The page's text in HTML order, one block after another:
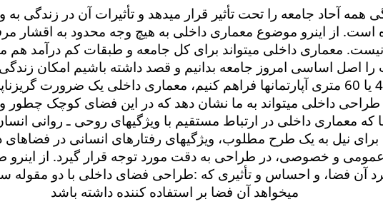
همه آحاد جامعه را تحت تأثیر قرار میدهد و تأثیرات آن در زندگی
است. از اینرو موضوع معماری داخلی به هیچ وجه محدود به اقشار
نیست. معماری داخلی میتواند برای کل جامعه و طبقات کم درآمد هم
را اصل اساسی امروز جامعه بدانیم و قصد داشته باشیم امکان
فضای 40 یا 60 متری آپارتمان­ها فراهم کنیم، معماری داخلی یک ضرورت
طراحی داخلی میتواند به ما نشان دهد که در این فضای کوچک چطور و
که معماری داخلی در ارتباط مستقیم با ویژگیهای روحی ـ روانی
برای نیل به یک طرح مطلوب، ویژگیهای رفتارهای انسانی در
و خصوصی، در طراحی به دقت مورد توجه قرار گیرد. از اینرو
طراحی فضای داخلی با دو مقوله: آن فضا، و احساس و تأثیری که
میخواهد آن فضا بر استفاده کننده داشته باشد